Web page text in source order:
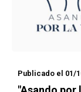
Publicado el 01/